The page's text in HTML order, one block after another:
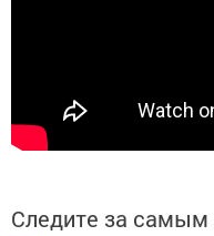
Следите за